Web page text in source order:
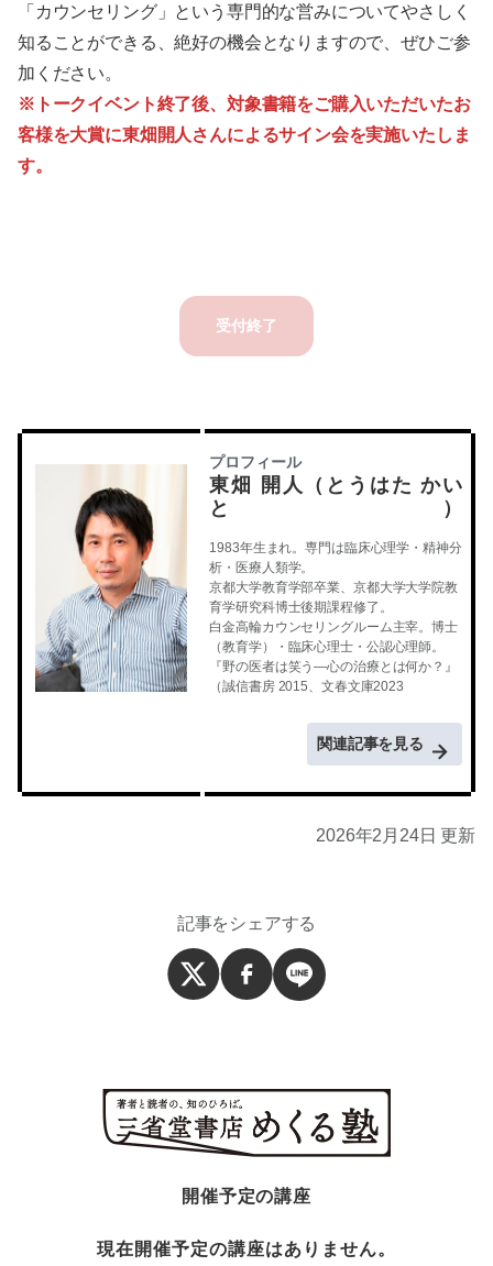
「カウンセリング」という専門的な営みについてやさしく
知ることができる、絶好の機会となりますので、ぜひご参
加ください。
※トークイベント終了後、対象書籍をご購入いただいたお
客様を大賞に東畑開人さんによるサイン会を実施いたしま
す。
受付終了
プロフィール
東畑 開人（とうはた かい
と）
1983年生まれ。専門は臨床心理学・精神分
析・医療人類学。
京都大学教育学部卒業、京都大学大学院教
育学研究科博士後期課程修了。
白金高輪カウンセリングルーム主宰。博士
（教育学）・臨床心理士・公認心理師。
『野の医者は笑う―心の治療とは何か？』
（誠信書房 2015、文春文庫2023
関連記事を見る
2026年2月24日 更新
記事をシェアする
開催予定の講座
現在開催予定の講座はありません。